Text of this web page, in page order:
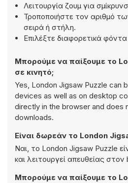
Λειτουργία ζουμ για
Τροποποιήστε τον αριθμό
σειρά ή στήλη.
Επιλέξτε διαφορετικά
Μπορούμε να παίξουμε το
σε κινητό;
Yes, London Jigsaw Puzzle can
devices as well as on desktop
directly in the browser and does
downloads.
Είναι δωρεάν το London
Ναι, το London Jigsaw Puzzle
και λειτουργεί απευθείας στον
Μπορούμε να παίξουμε το